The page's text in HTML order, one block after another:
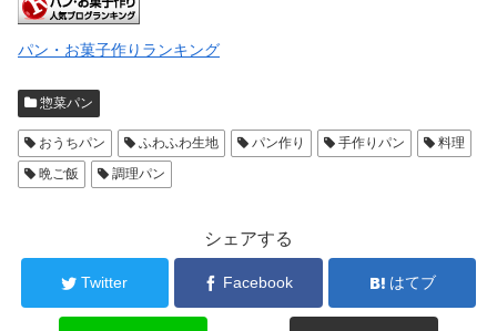
パン・お菓子作りランキング
惣菜パン
おうちパン ふわふわ生地 パン作り 手作りパン
料理
晩ご飯
調理パン
シェアする
Twitter Facebook はてブ